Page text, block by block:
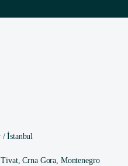
/ İstanbul
Crna Gora, Montenegro